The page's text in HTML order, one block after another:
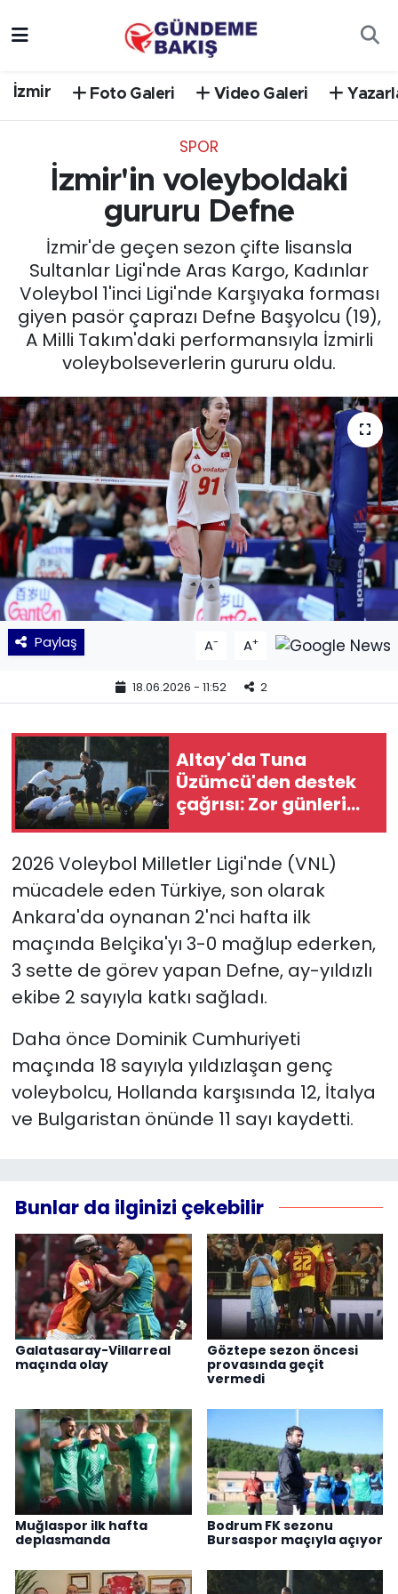
İzmir Foto Galeri Video Galeri
SPOR
İzmir'in voleyboldaki
gururu Defne
İzmir'de geçen sezon çifte lisansla
Sultanlar Ligi'nde Aras Kargo, Kadınlar
Voleybol 1'inci Ligi'nde Karşıyaka forması
giyen pasör çaprazı Defne Başyolcu (19),
A Milli Takım'daki performansıyla İzmirli
voleybolseverlerin gururu oldu.
Paylaş A- A+
18.06.2026 - 11:52 2
Altay'da Tuna
Üzümcü'den destek
çağrısı: Zor günleri
geride bırakacağız
2026 Voleybol Milletler Ligi'nde (VNL)
mücadele eden Türkiye, son olarak
Ankara'da oynanan 2'nci hafta ilk
maçında Belçika'yı 3-0 mağlup ederken,
3 sette de görev yapan Defne, ay-yıldızlı
ekibe 2 sayıyla katkı sağladı.
Daha önce Dominik Cumhuriyeti
maçında 18 sayıyla yıldızlaşan genç
voleybolcu, Hollanda karşısında 12, İtalya
ve Bulgaristan önünde 11 sayı kaydetti.
Bunlar da ilginizi çekebilir
Galatasaray-Villarreal
maçında olay
Göztepe sezon öncesi
provasında geçit
vermedi
Muğlaspor ilk hafta
deplasmanda
Bodrum FK sezonu
Bursaspor maçıyla açıyor
DÜNYA
EĞİTİM
EKONOMİ
English News
KÜLTÜR SANAT
MAGAZİN
POLİTİKA
SAĞLIK
Siyaset
SPOR
TEKNOLOJİ
Yaşam
YEREL POLİTİKA
YEREL YÖNETİMLER
Yurt
Trafik Durumu
Süper Lig Puan Durumu ve Fikstür
Tüm Manşetler
Son Dakika Haberleri
Haber Arşivi